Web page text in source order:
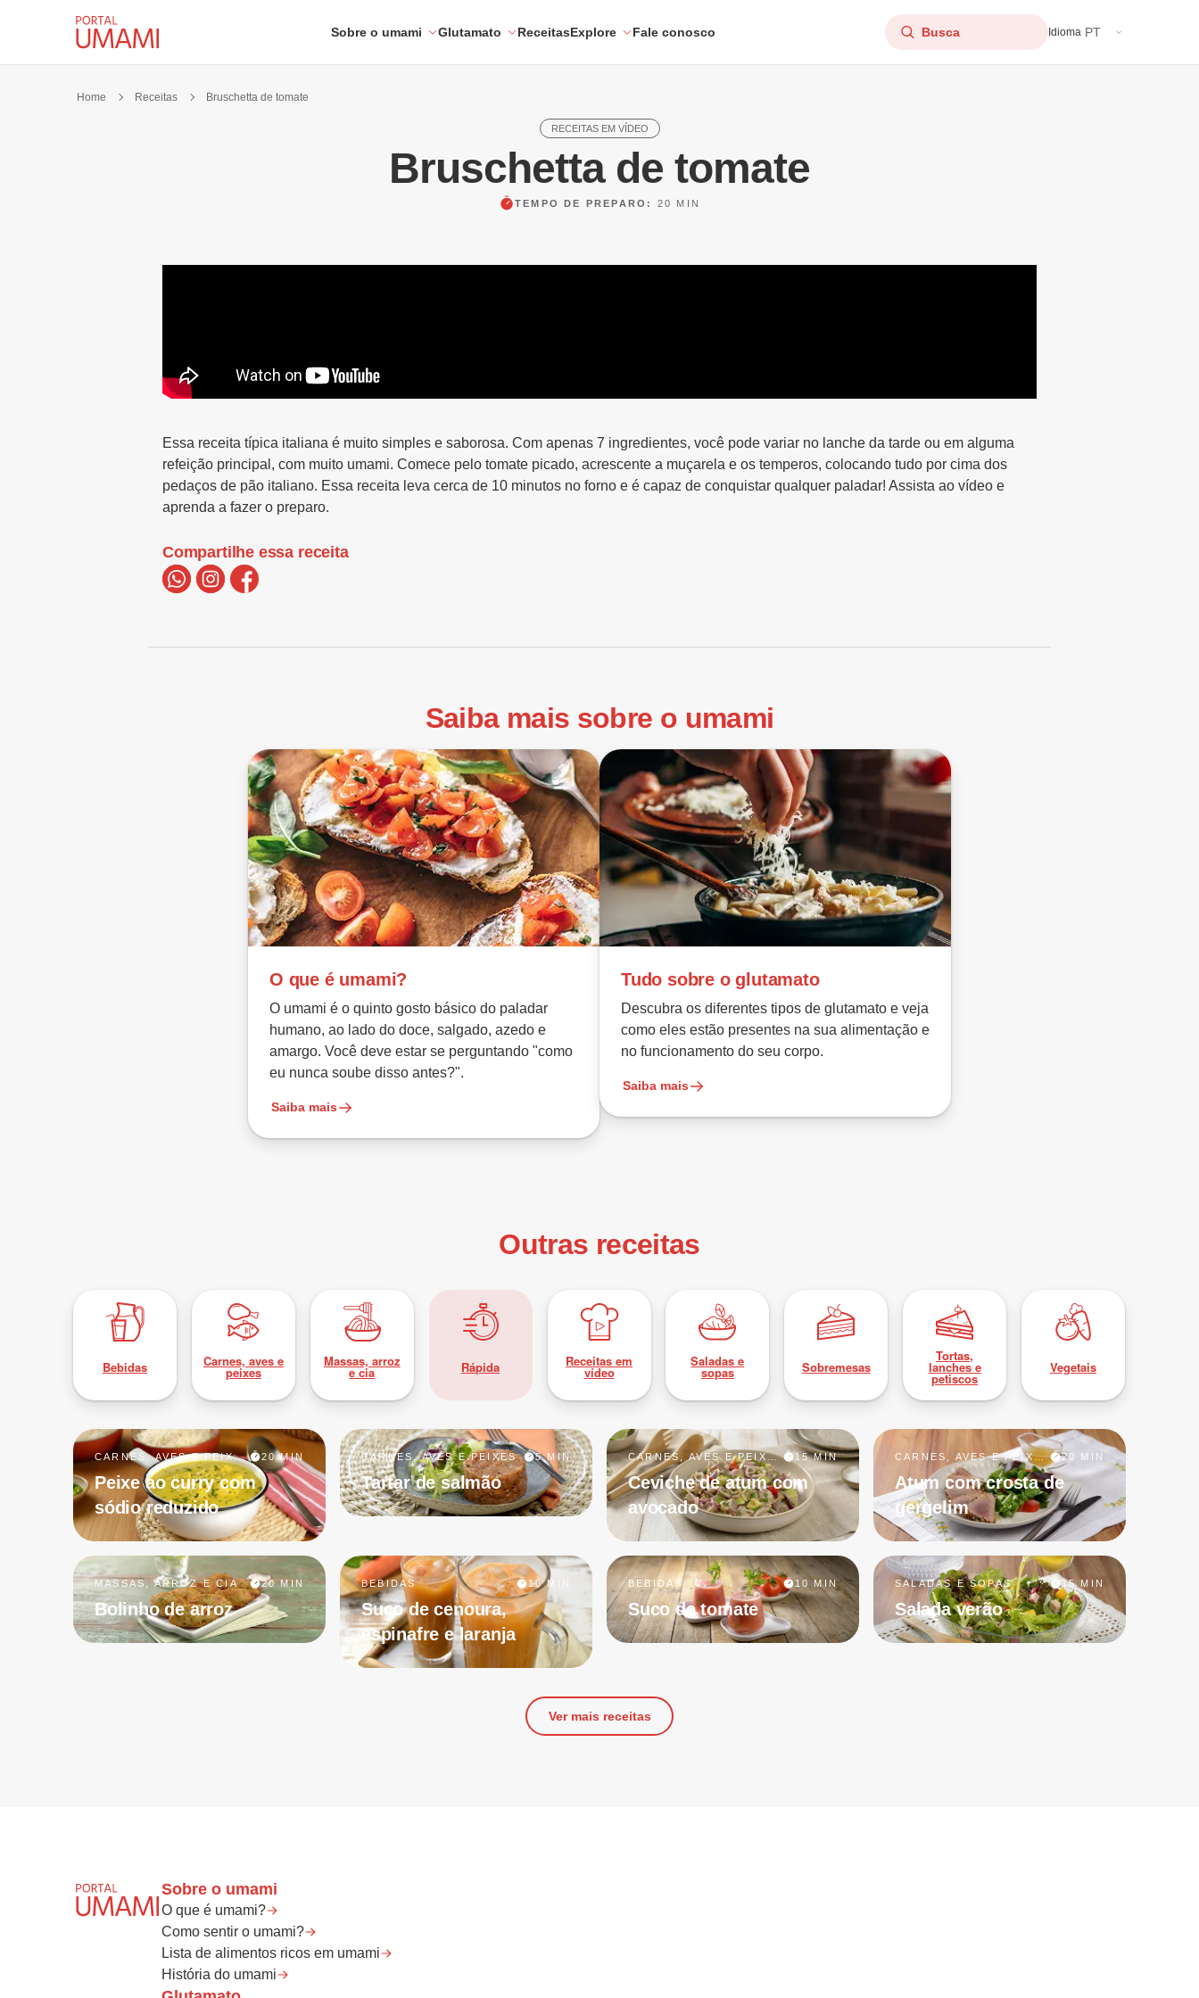
Sobre o umami Glutamato ReceitasExplore Fale conosco Idioma PT
Home Receitas Bruschetta de tomate
RECEITAS EM VÍDEO
Bruschetta de tomate
TEMPO DE PREPARO: 20 MIN
Essa receita típica italiana é muito simples e saborosa. Com apenas 7 ingredientes, você pode variar no lanche da tarde ou em alguma
refeição principal, com muito umami. Comece pelo tomate picado, acrescente a muçarela e os temperos, colocando tudo por cima dos
pedaços de pão italiano. Essa receita leva cerca de 10 minutos no forno e é capaz de conquistar qualquer paladar! Assista ao vídeo e
aprenda a fazer o preparo.
Compartilhe essa receita
Saiba mais sobre o umami
O que é umami?
O umami é o quinto gosto básico do paladar
humano, ao lado do doce, salgado, azedo e
amargo. Você deve estar se perguntando "como
eu nunca soube disso antes?".
Saiba mais
Tudo sobre o glutamato
Descubra os diferentes tipos de glutamato e veja
como eles estão presentes na sua alimentação e
no funcionamento do seu corpo.
Saiba mais
Outras receitas
Bebidas Carnes, aves e
peixes
Massas, arroz
e cia Rápida Receitas em
vídeo
Saladas e
sopas Sobremesas
Tortas,
lanches e
petiscos
Vegetais
CARNES, AVES E PEIXES 20 MIN
Peixe ao curry com
sódio reduzido
CARNES, AVES E PEIXES 5 MIN
Tartar de salmão
CARNES, AVES E PEIXES 15 MIN
Ceviche de atum com
avocado
CARNES, AVES E PEIXES 20 MIN
Atum com crosta de
gergelim
MASSAS, ARROZ E CIA 20 MIN
Bolinho de arroz
BEBIDAS 10 MIN
Suco de cenoura,
espinafre e laranja
BEBIDAS 10 MIN
Suco de tomate
SALADAS E SOPAS 15 MIN
Salada verão
Ver mais receitas
Sobre o umami
O que é umami?
Como sentir o umami?
Lista de alimentos ricos em umami
História do umami